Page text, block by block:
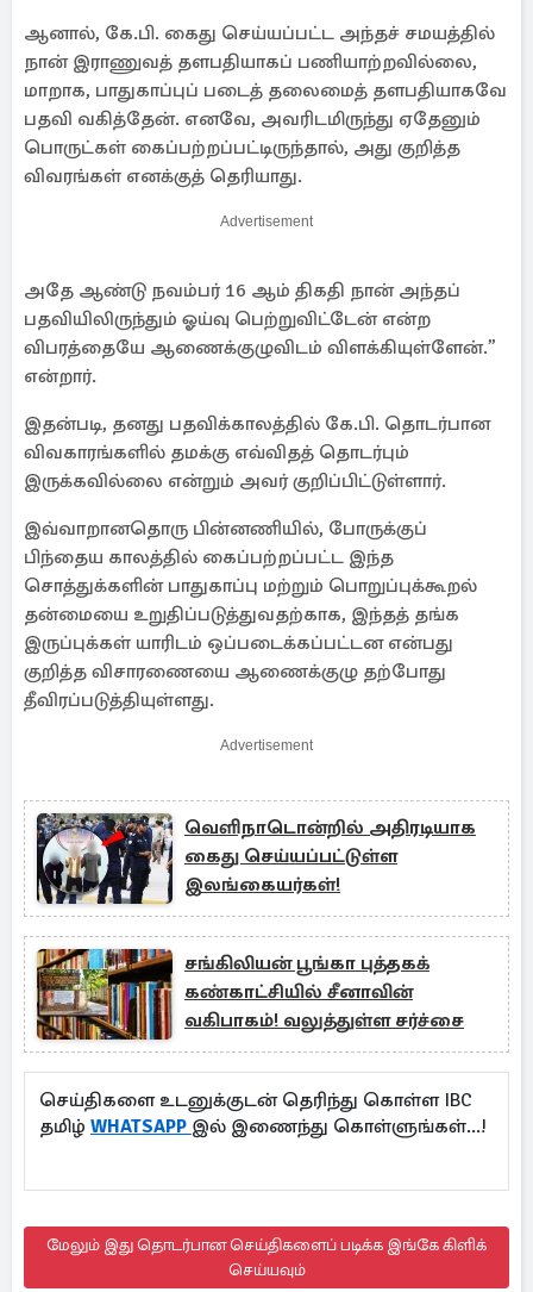
ஆனால், கே.பி. கைது செய்யப்பட்ட அந்தச் சமயத்தில்
நான் இராணுவத் தளபதியாகப் பணியாற்றவில்லை,
மாறாக, பாதுகாப்புப் படைத் தலைமைத் தளபதியாகவே
பதவி வகித்தேன். எனவே, அவரிடமிருந்து ஏதேனும்
பொருட்கள் கைப்பற்றப்பட்டிருந்தால், அது குறித்த
விவரங்கள் எனக்குத் தெரியாது.
Advertisement
அதே ஆண்டு நவம்பர் 16 ஆம் திகதி நான் அந்தப்
பதவியிலிருந்தும் ஓய்வு பெற்றுவிட்டேன் என்ற
விபரத்தையே ஆணைக்குழுவிடம் விளக்கியுள்ளேன்.”
என்றார்.
இதன்படி, தனது பதவிக்காலத்தில் கே.பி. தொடர்பான
விவகாரங்களில் தமக்கு எவ்விதத் தொடர்பும்
இருக்கவில்லை என்றும் அவர் குறிப்பிட்டுள்ளார்.
இவ்வாறானதொரு பின்னணியில், போருக்குப்
பிந்தைய காலத்தில் கைப்பற்றப்பட்ட இந்த
சொத்துக்களின் பாதுகாப்பு மற்றும் பொறுப்புக்கூறல்
தன்மையை உறுதிப்படுத்துவதற்காக, இந்தத் தங்க
இருப்புக்கள் யாரிடம் ஒப்படைக்கப்பட்டன என்பது
குறித்த விசாரணையை ஆணைக்குழு தற்போது
தீவிரப்படுத்தியுள்ளது.
Advertisement
வெளிநாடொன்றில் அதிரடியாக
கைது செய்யப்பட்டுள்ள
இலங்கையர்கள்!
சங்கிலியன் பூங்கா புத்தகக்
கண்காட்சியில் சீனாவின்
வகிபாகம்! வலுத்துள்ள சர்ச்சை
செய்திகளை உடனுக்குடன் தெரிந்து கொள்ள IBC
தமிழ் WHATSAPP இல் இணைந்து கொள்ளுங்கள்...!
மேலும் இது தொடர்பான செய்திகளைப் படிக்க இங்கே கிளிக்
செய்யவும்